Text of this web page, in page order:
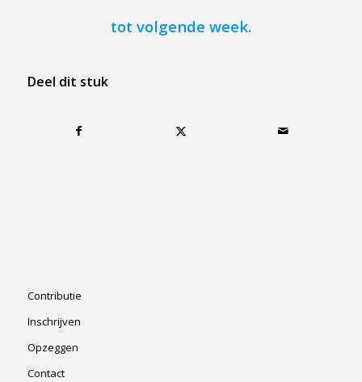
tot volgende week.
Deel dit stuk
Contributie
Inschrijven
Opzeggen
Contact